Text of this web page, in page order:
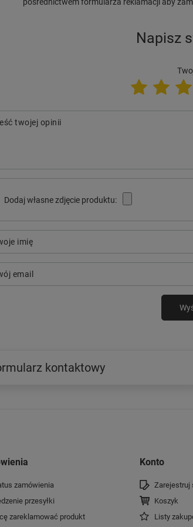
Napisz
twojej opinii
Dodaj własne zdjęcie produktu:
imię
email
kontaktowy
zamówienia
przesyłki
zareklamować produkt
Konto
Zarejestruj
Koszyk
Listy